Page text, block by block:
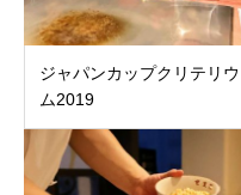
ジャパンカップクリテリウ
ム2019